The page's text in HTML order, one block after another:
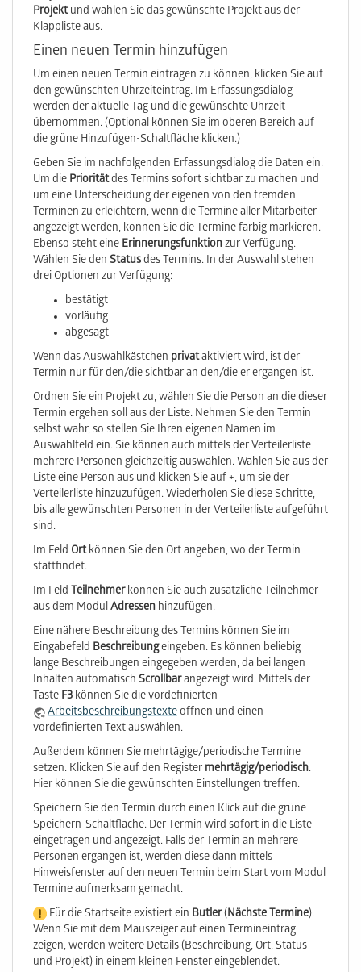
Projektund wählen Sie das gewünschte Projekt aus der
Klappliste aus.
Einen neuen Termin hinzufügen
Um einen neuen Termin eintragen zu können, klicken Sie auf
den gewünschten Uhrzeiteintrag. Im Erfassungsdialog
werden der aktuelle Tag und die gewünschte Uhrzeit
übernommen. (Optional können Sie im oberen Bereich auf
die grüne Hinzufügen-Schaltfläche klicken.)
Geben Sie im nachfolgenden Erfassungsdialog die Daten ein.
Um die Prioritätdes Termins sofort sichtbar zu machen und
um eine Unterscheidung der eigenen von den fremden
Terminen zu erleichtern, wenn die Termine aller Mitarbeiter
angezeigt werden, können Sie die Termine farbig markieren.
Ebenso steht eine Erinnerungsfunktionzur Verfügung.
Wählen Sie den Statusdes Termins. In der Auswahl stehen
drei Optionen zur Verfügung:
bestätigt
vorläufig
abgesagt
Wenn das Auswahlkästchen privataktiviert wird, ist der
Termin nur für den/die sichtbar an den/die er ergangen ist.
Ordnen Sie ein Projekt zu, wählen Sie die Person an die dieser
Termin ergehen soll aus der Liste. Nehmen Sie den Termin
selbst wahr, so stellen Sie Ihren eigenen Namen im
Auswahlfeld ein. Sie können auch mittels der Verteilerliste
mehrere Personen gleichzeitig auswählen. Wählen Sie aus der
Liste eine Person aus und klicken Sie auf +, um sie der
Verteilerliste hinzuzufügen. Wiederholen Sie diese Schritte,
bis alle gewünschten Personen in der Verteilerliste aufgeführt
sind.
Im Feld Ortkönnen Sie den Ort angeben, wo der Termin
stattfindet.
Im Feld Teilnehmerkönnen Sie auch zusätzliche Teilnehmer
aus dem ModulAdressen hinzufügen.
Eine nähere Beschreibung des Termins können Sie im
Eingabefeld Beschreibungeingeben. Es können beliebig
lange Beschreibungen eingegeben werden, da bei langen
Inhalten automatisch Scrollbarangezeigt wird. Mittels der
Taste F3 können Sie die vordefinierten
Arbeitsbeschreibungstexteöffnen und einen
vordefinierten Text auswählen.
Außerdem können Sie mehrtägige/periodische Termine
setzen. Klicken Sie auf den Register mehrtägig/periodisch.
Hier können Sie die gewünschten Einstellungen treffen.
Speichern Sie den Termin durch einen Klick auf die grüne
Speichern-Schaltfläche. Der Termin wird sofort in die Liste
eingetragen und angezeigt. Falls der Termin an mehrere
Personen ergangen ist, werden diese dann mittels
Hinweisfenster auf den neuen Termin beim Start vom Modul
Termine aufmerksam gemacht.
Für die Startseite existiert ein Butler(Nächste Termine).
Wenn Sie mit dem Mauszeiger auf einen Termineintrag
zeigen, werden weitere Details (Beschreibung, Ort, Status
und Projekt) in einem kleinen Fenster eingeblendet.